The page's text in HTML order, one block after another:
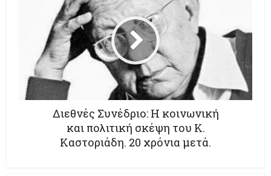
Διεθνές Συνέδριο: Η κοινωνική
και πολιτική σκέψη του Κ.
Καστοριάδη. 20 χρόνια μετά.